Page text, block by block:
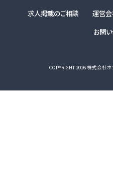
求人掲載のご相談
運営
お問
COPYRIGHT 2026 株式会社